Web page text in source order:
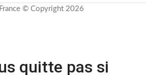
© Copyright 2026
quitte pas si